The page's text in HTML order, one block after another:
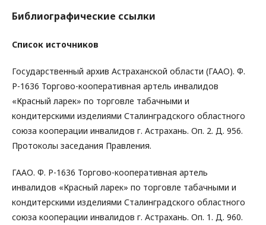
Библиографические ссылки
Список источников
Государственный архив Астраханской области (ГААО). Ф.
Р-1636 Торгово-кооперативная артель инвалидов
«Красный ларек» по торговле табачными и
кондитерскими изделиями Сталинградского областного
союза кооперации инвалидов г. Астрахань. Оп. 2. Д. 956.
Протоколы заседания Правления.
ГААО. Ф. Р-1636 Торгово-кооперативная артель
инвалидов «Красный ларек» по торговле табачными и
кондитерскими изделиями Сталинградского областного
союза кооперации инвалидов г. Астрахань. Оп. 1. Д. 960.